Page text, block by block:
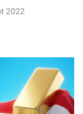
2022